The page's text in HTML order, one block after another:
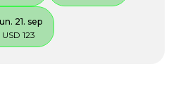
21. sep
USD 123